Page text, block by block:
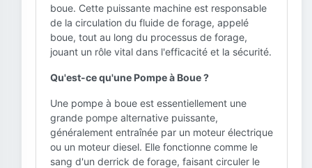
boue. Cette puissante machine est responsable
de la circulation du fluide de forage, appelé
boue, tout au long du processus de forage,
jouant un rôle vital dans l'efficacité et la sécurité.
Qu'est-ce qu'une Pompe à Boue ?
Une pompe à boue est essentiellement une
grande pompe alternative puissante,
généralement entraînée par un moteur électrique
ou un moteur diesel. Elle fonctionne comme le
sang d'un derrick de forage, faisant circuler le